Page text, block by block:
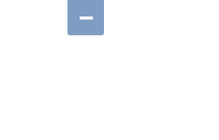
−